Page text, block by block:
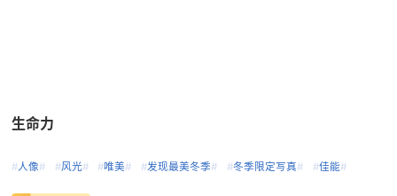
生命力
#人像# #风光# #唯美# #发现最美冬季# #冬季限定写真# #佳能#